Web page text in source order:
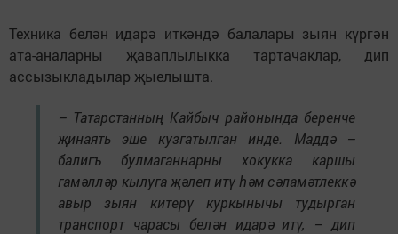
Техника белән идарә иткәндә балалары зыян күргән
ата-аналарны җаваплылыкка тартачаклар, дип
ассызыкладылар җыелышта.
– Татарстанның Кайбыч районында беренче
җинаять эше кузгатылган инде. Маддә –
балигъ булмаганнарны хокукка каршы
гамәлләр кылуга җәлеп итү һәм сәламәтлеккә
авыр зыян китерү куркынычы тудырган
транспорт чарасы белән идарә итү, – дип